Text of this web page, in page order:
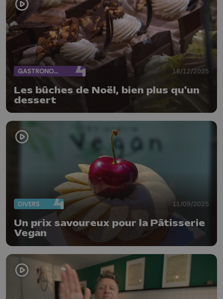
GASTRONOMIE 18/12/2025
Les bûches de Noël, bien plus qu'un
dessert
DIVERS 11/09/2025
Un prix savoureux pour la Pâtisserie
Vegan